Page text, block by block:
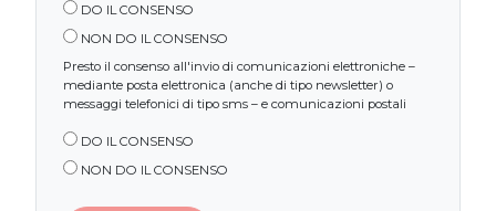
DO IL CONSENSO
NON DO IL CONSENSO
Presto il consenso all'invio di comunicazioni elettroniche –
mediante posta elettronica (anche di tipo newsletter) o
messaggi telefonici di tipo sms – e comunicazioni postali
DO IL CONSENSO
NON DO IL CONSENSO